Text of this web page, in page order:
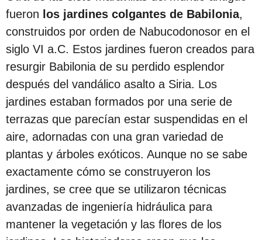
fueron los jardines colgantes de Babilonia,
construidos por orden de Nabucodonosor en el
siglo VI a.C. Estos jardines fueron creados para
resurgir Babilonia de su perdido esplendor
después del vandálico asalto a Siria. Los
jardines estaban formados por una serie de
terrazas que parecían estar suspendidas en el
aire, adornadas con una gran variedad de
plantas y árboles exóticos. Aunque no se sabe
exactamente cómo se construyeron los
jardines, se cree que se utilizaron técnicas
avanzadas de ingeniería hidráulica para
mantener la vegetación y las flores de los